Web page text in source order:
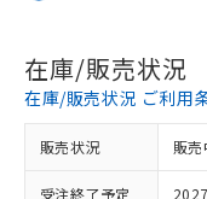
在庫/販売状況
在庫/販売状況 ご利用
販売状況 販
受注終了予定